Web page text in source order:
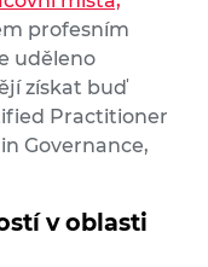
profesním
uděleno
získat buď
Practitioner
Governance,
v oblasti